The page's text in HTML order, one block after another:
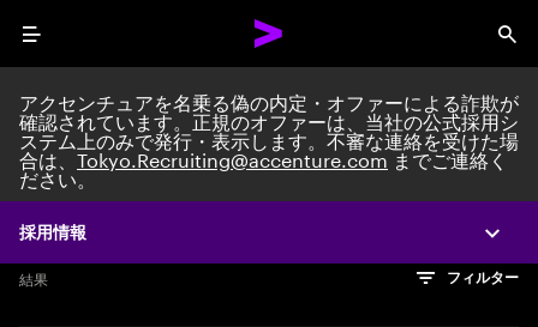
Menu
採用情報
アクセンチュアを名乗る偽の内定・オファーによる詐欺が
確認されています。正規のオファーは、当社の公式採用シ
ステム上のみで発行・表示します。不審な連絡を受けた場
合は、Tokyo.Recruiting@accenture.comまでご連絡く
ださい。
Search jobs at
検索のヒント
希望の仕事を表すフレーズや文章を使って検索してみてくださ
い。キーワードを引用符で囲むことで、完全一致検索もできま
文字数制限に達しました
検索結果を見るにはEnterキーを押してください
結果 フィルター